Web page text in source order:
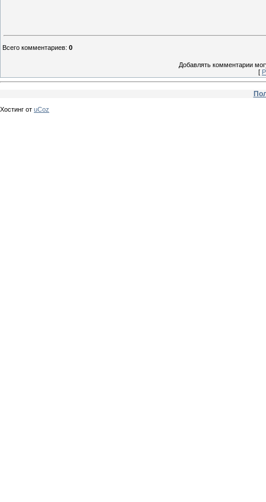
Всего комментариев: 0
Добавлять комментарии
[
Хостинг от uCoz